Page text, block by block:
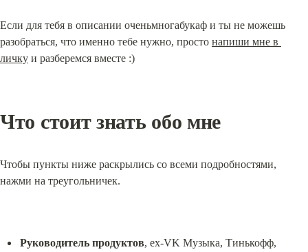
Если для тебя в описании оченьмногабукаф и ты не можешь
разобраться, что именно тебе нужно, просто напиши мне в
личку и разберемся вместе :)
Что стоит знать обо мне
Чтобы пункты ниже раскрылись со всеми подробностями,
нажми на треугольничек.
Руководитель продуктов, ex-VK Музыка, Тинькофф,